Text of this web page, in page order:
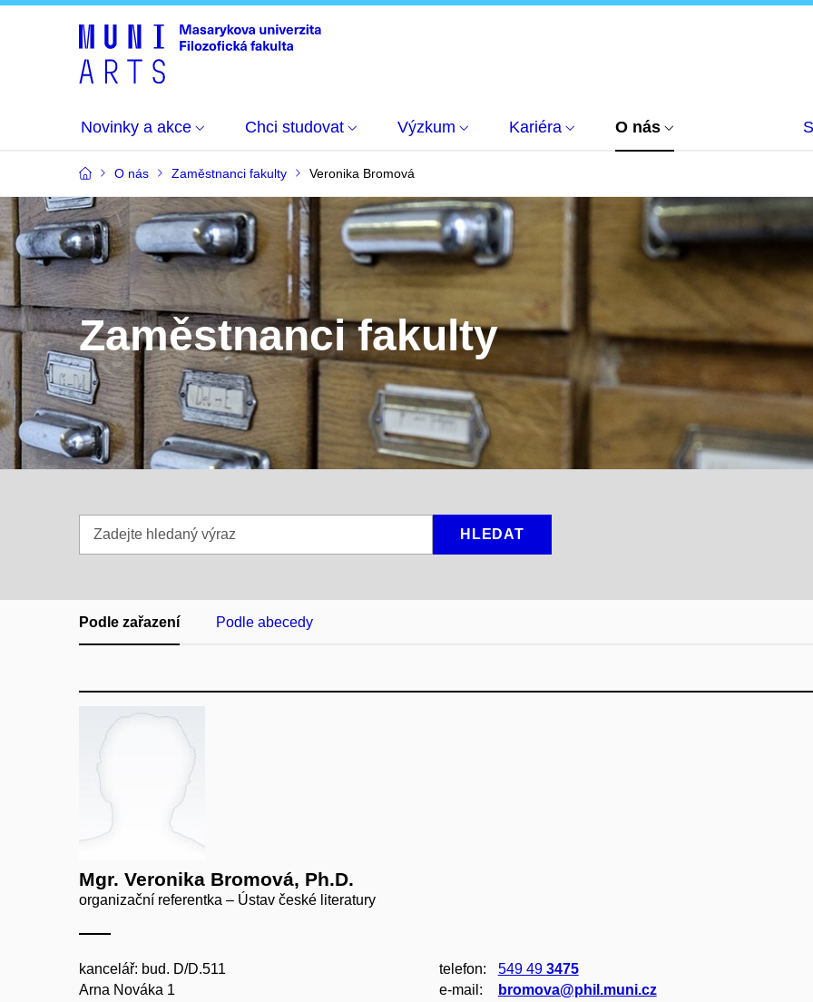
Novinky a akce Chci studovat Výzkum Kariéra O nás
O nás Zaměstnanci fakulty Veronika Bromová
Zaměstnanci fakulty
hledaný
HLEDAT
Podle zařazení Podle abecedy
Mgr. Veronika Bromová, Ph.D.
organizační referentka – Ústav české literatury
kancelář: bud. D/D.511
Arna Nováka 1
telefon: 549 49 3475
e‑mail:
bromova@phil.muni.cz